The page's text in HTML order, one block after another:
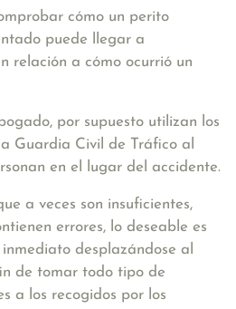
cómo un perito
puede llegar a
relación a cómo ocurrió un
por supuesto utilizan los
Guardia Civil de Tráfico al
en el lugar del accidente.
a veces son insuficientes,
errores, lo deseable es
desplazándose al
de tomar todo tipo de
a los recogidos por los